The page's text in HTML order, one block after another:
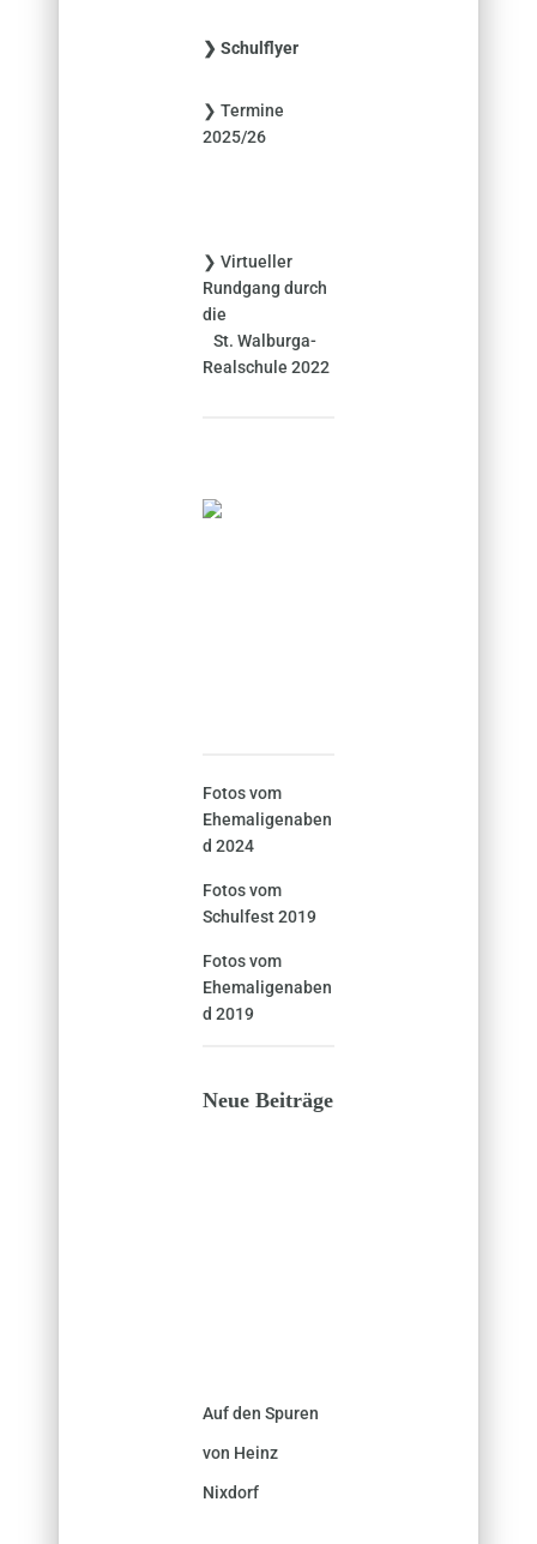
n
a
c
❯ Schulflyer
❯ Termine
2025/26
❯ Virtueller
Rundgang durch
die
St. Walburga-
Realschule 2022
Fotos vom
Ehemaligenaben
d 2024
Fotos vom
Schulfest 2019
Fotos vom
Ehemaligenaben
d 2019
Neue Beiträge
Auf den Spuren
von Heinz
Nixdorf